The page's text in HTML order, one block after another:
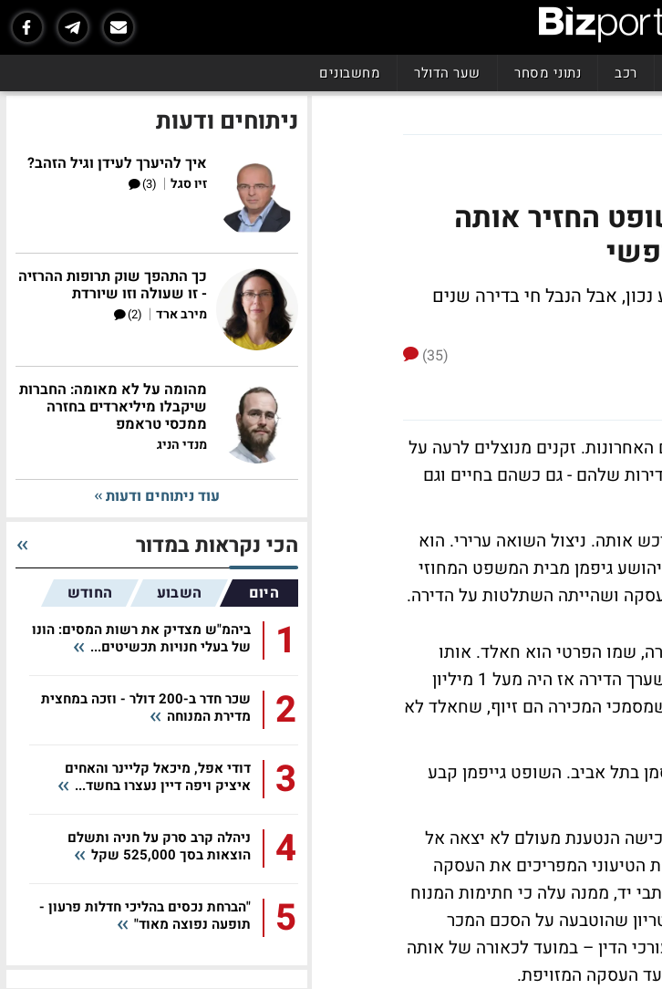
רכב נתוני מסחר שער הדולר מחשבונים
החזיר אותה
אבל הנבל חי בדירה שנים
(35)
זקנים מנוצלים לרעה על
שלהם - גם כשהם בחיים וגם
אותה. ניצול השואה ערירי. הוא
גיפמן מבית המשפט המחוזי
ושהייתה השתלטות על הדירה.
שמו הפרטי הוא חאלד. אותו
חאלד טען שכבר ב-2015 רכש את הדירה ב-400 אלף שקל, למרות שערך הדירה אז היה מעל 1 מיליון
המכירה הם זיוף, שחאלד לא
בתל אביב. השופט גייפמן קבע
הנטענת מעולם לא יצאה אל
הטיעוני המפריכים את העסקה
יד, ממנה עלה כי חתימות המנוח
שהוטבעה על הסכם המכר
הדין – במועד לכאורה של אותה
העסקה המזויפת.
ניתוחים ודעות
איך להיערך לעידן וגיל הזהב?
זיו סגל |
(3)
כך התהפך שוק תרופות ההרזיה
- זו שעולה וזו שיורדת
מירב ארד |
(2)
מהומה על לא מאומה: החברות
שיקבלו מיליארדים בחזרה
ממכסי טראמפ
מנדי הניג
עוד ניתוחים ודעות
הכי נקראות במדור
היום השבוע החודש
1
ביהמ"ש מצדיק את רשות המסים: הונו
של בעלי חנויות תכשיטים...
2
שכר חדר ב-200 דולר - וזכה במחצית
מדירת המנוחה
3
דודי אפל, מיכאל קליינר והאחים
איציק ויפה דיין נעצרו בחשד...
4
ניהלה קרב סרק על חניה ותשלם
הוצאות בסך 525,000 שקל
5
"הברחת נכסים בהליכי חדלות פרעון -
תופעה נפוצה מאוד"